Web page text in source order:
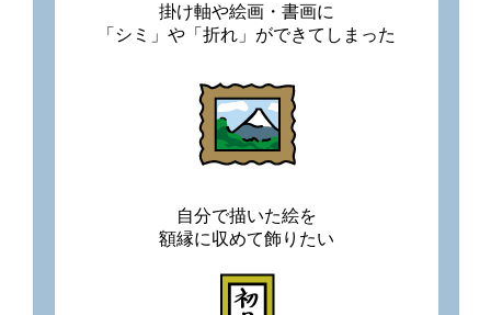
掛け軸や絵画・書画に
「シミ」や「折れ」ができてしまった
自分で描いた絵を
額縁に収めて飾りたい